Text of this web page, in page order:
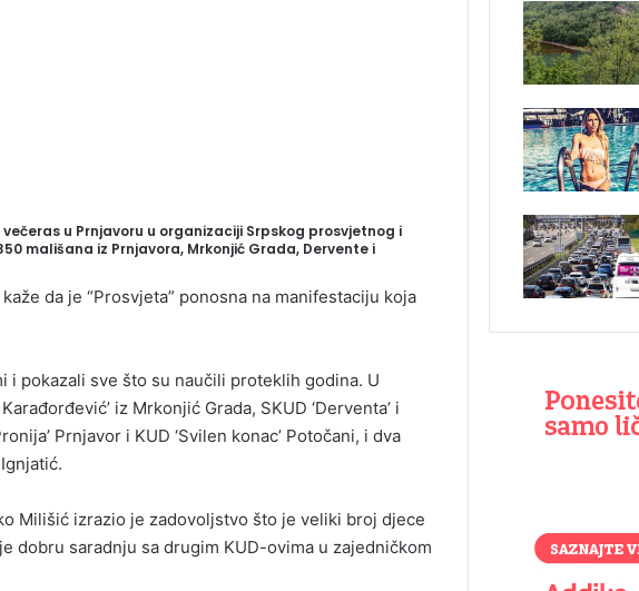
u Prnjavoru u organizaciji Srpskog prosvjetnog i
mališana iz Prnjavora, Mrkonjić Grada, Dervente i
da je “Prosvjeta” ponosna na manifestaciju koja
i pokazali sve što su naučili proteklih godina. U
iz Mrkonjić Grada, SKUD ‘Derventa’ i
Prnjavor i KUD ‘Svilen konac’ Potočani, i dva
Milišić izrazio je zadovoljstvo što je veliki broj djece
dobru saradnju sa drugim KUD-ovima u zajedničkom